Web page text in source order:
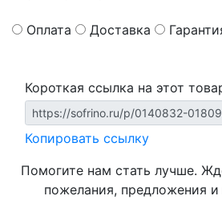
Оплата Доставка
Короткая ссылка на этот
Копировать ссылку
Помогите нам стать лучше.
пожелания, предложения и